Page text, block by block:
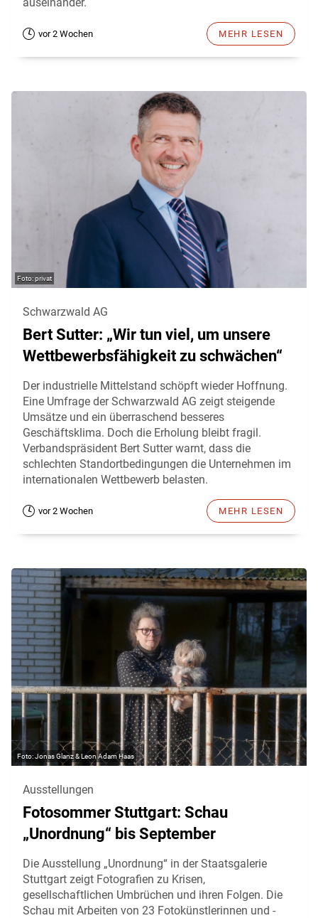
vor 2 Wochen MEHR LESEN
privat
Schwarzwald AG
Bert Sutter: „Wir tun viel, um unsere
Wettbewerbsfähigkeit zu schwächen“
Der industrielle Mittelstand schöpft wieder Hoffnung.
Eine Umfrage der Schwarzwald AG zeigt steigende
Umsätze und ein überraschend besseres
Geschäftsklima. Doch die Erholung bleibt fragil.
Verbandspräsident Bert Sutter warnt, dass die
schlechten Standortbedingungen die Unternehmen im
internationalen Wettbewerb belasten.
vor 2 Wochen MEHR LESEN
Jonas Glanz & Leon Adam Haas
Ausstellungen
Fotosommer Stuttgart: Schau
„Unordnung“ bis September
Die Ausstellung „Unordnung“ in der Staatsgalerie
Stuttgart zeigt Fotografien zu Krisen,
gesellschaftlichen Umbrüchen und ihren Folgen. Die
Schau mit Arbeiten von 23 Fotokünstlerinnen und -